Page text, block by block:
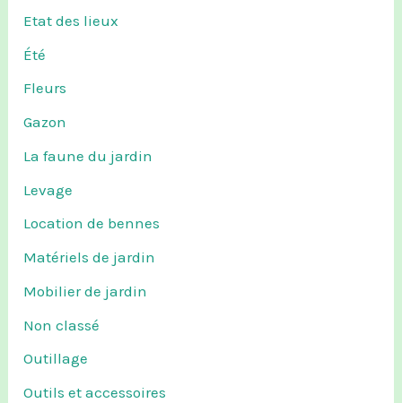
Etat des lieux
Été
Fleurs
Gazon
La faune du jardin
Levage
Location de bennes
Matériels de jardin
Mobilier de jardin
Non classé
Outillage
Outils et accessoires